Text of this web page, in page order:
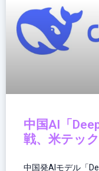
中国AI「
戦、米テッ
中国発AIモデル「